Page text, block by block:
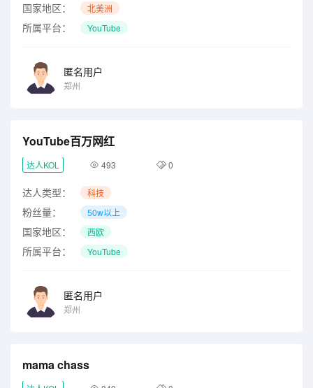
国家地区： 北美洲
所属平台： YouTube
匿名用户
郑州
YouTube百万网红
达人KOL 493 0
达人类型： 科技
粉丝量： 50w以上
国家地区： 西欧
所属平台： YouTube
匿名用户
郑州
mama chass